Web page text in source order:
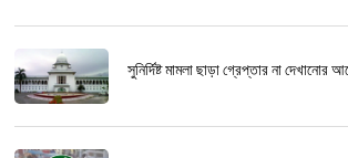
সুনির্দিষ্ট মামলা ছাড়া গ্রেপ্তার না দেখানোর